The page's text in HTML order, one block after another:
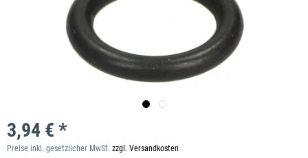
3,94 € *
Preise inkl. gesetzlicher MwSt. zzgl. Versandkosten